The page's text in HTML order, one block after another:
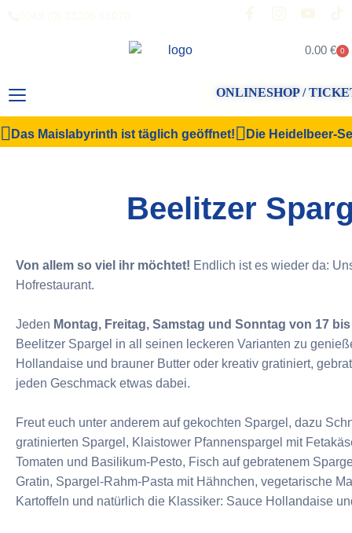
0.00 € 0
ONLINESHOP /
Das Maislabyrinth ist täglich geöffnet! Die Heidelbeer-
Beelitzer
Von allem so viel ihr möchtet! Endlich ist es wieder da:
Hofrestaurant.
Jeden Montag, Freitag, Samstag und Sonntag von 17
Beelitzer Spargel in all seinen leckeren Varianten zu
Hollandaise und brauner Butter oder kreativ gratiniert,
jeden Geschmack etwas dabei.
Freut euch unter anderem auf gekochten Spargel, dazu
gratinierten Spargel, Klaistower Pfannenspargel mit
Tomaten und Basilikum-Pesto, Fisch auf gebratenem
Gratin, Spargel-Rahm-Pasta mit Hähnchen, vegetarische
Kartoffeln und natürlich die Klassiker: Sauce Hollandaise